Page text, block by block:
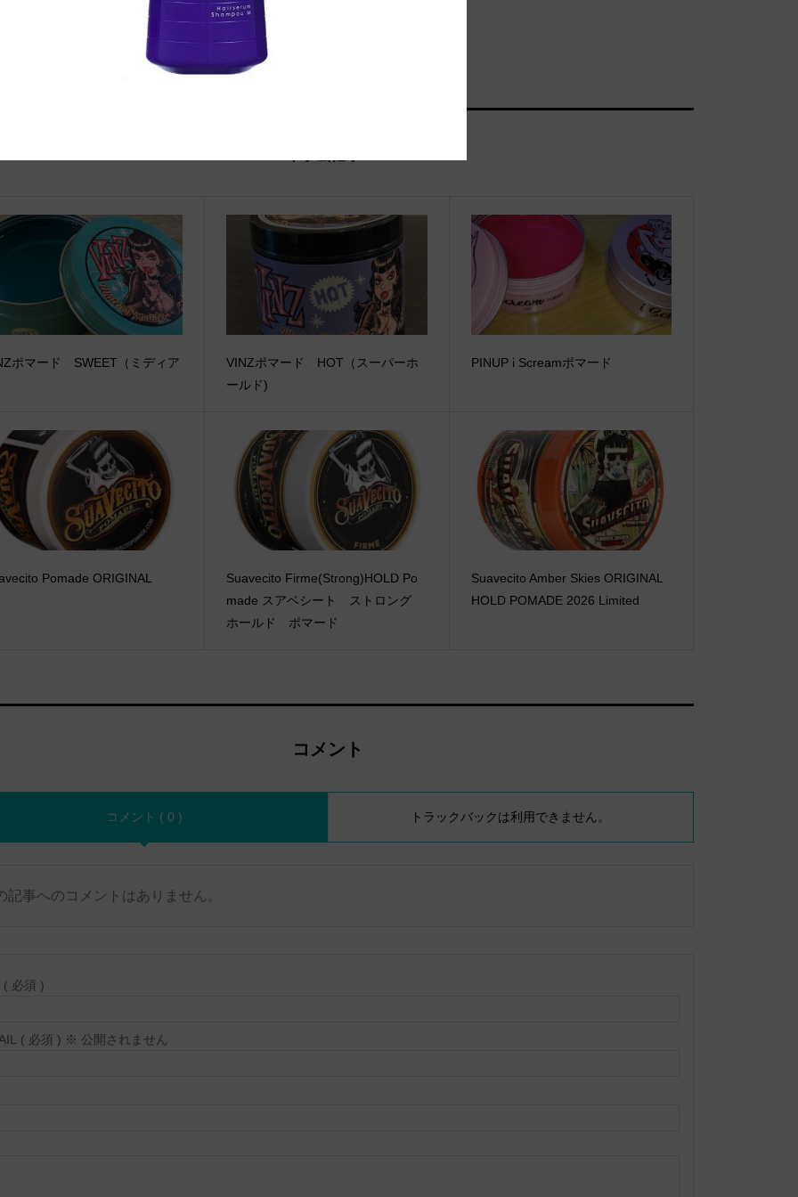
ポマード SWEET（ミディア
VINZポマード HOT（スーパーホ
ールド)
PINUP i Screamポマード
Pomade ORIGINAL
Suavecito Firme(Strong)HOLD Po
made スアベシート ストロング
ホールド ポマード
Suavecito Amber Skies ORIGINAL
HOLD POMADE 2026 Limited
コメント
コメント ( 0 ) トラックバックは利用できません。
記事へのコメントはありません。
( 必須 )
( 必須 ) ※ 公開されません